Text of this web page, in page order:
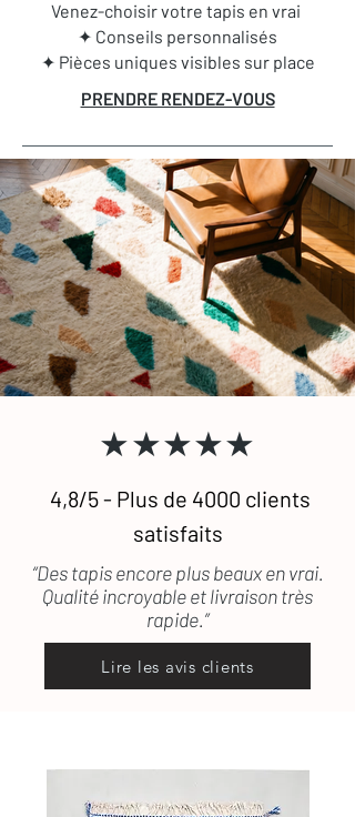
Venez-choisir votre tapis en vrai
✦ Conseils personnalisés
✦ Pièces uniques visibles sur place
PRENDRE RENDEZ-VOUS
★★★★★
4,8/5 - Plus de 4000 clients
satisfaits
“Des tapis encore plus beaux en vrai.
Qualité incroyable et livraison très
rapide.”
Lire les avis clients